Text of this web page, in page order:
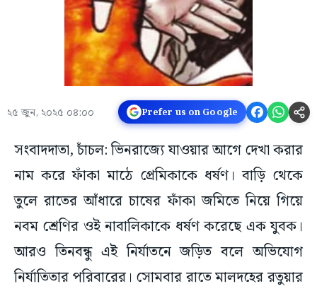
২৫ জুন, ২০২৫ ০৪:০০ Prefer us on Google
সংবাদদাতা, চাঁচল: ভিনরাজ্যে যাওয়ার আগে দেখা করার
নাম করে ফাঁকা মাঠে প্রেমিকাকে ধর্ষণ। বাড়ি থেকে
তুলে রাতের আঁধারে চাষের ফাঁকা জমিতে নিয়ে গিয়ে
নবম শ্রেণির ওই নাবালিকাকে ধর্ষণ করেছে এক যুবক।
আরও তিনবন্ধু এই নির্যাতনে জড়িত বলে অভিযোগ
নির্যাতিতার পরিবারের। সোমবার রাতে মালদহের রতুয়ার